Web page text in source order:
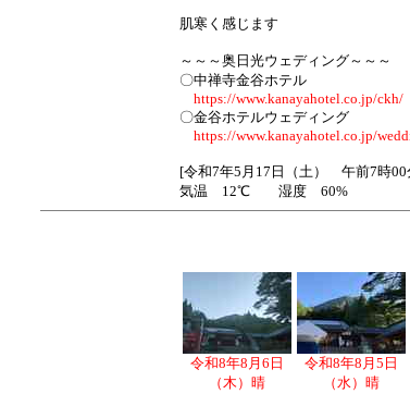
肌寒く感じます
～～～奥日光ウェディング～～～
〇中禅寺金谷ホテル
https://www.kanayahotel.co.jp/ckh/
〇金谷ホテルウェディング
https://www.kanayahotel.co.jp/
[令和7年5月17日（土） 午前7時00
気温 12℃ 湿度 60%
令和8年8月6日
（木）晴
令和8年8月5日
（水）晴